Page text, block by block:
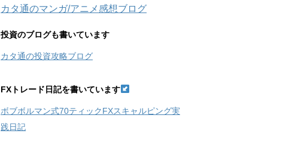
カタ通のマンガ/アニメ感想ブログ
投資のブログも書いています
カタ通の投資攻略ブログ
FXトレード日記を書いています
ボブボルマン式70ティックFXスキャルピング実
践日記